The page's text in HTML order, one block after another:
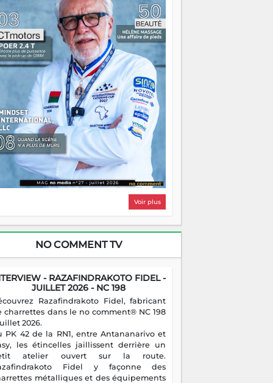
on pourrait s'arrêter là, applaudir et
chez soi satisfait. Mais ce serait
à côté d'une chose essentielle. La
ça brûle fort — et parfois, ça brûle
Une flamme sans direction peut
autant qu'elle peut consumer. C'est
que les aînés entrent en scène — pas
reprendre le gouvernail, mais pour
où sont les récifs. Les jeunes ont la
les vieux ont l'expérience, comme on
Ce n'est pas un combat de générations
c'est une question d'équipage. Partagez
réussites, mais aussi vos échecs. Surtout
échecs, d'ailleurs — ils enseignent
que n'importe quel manuel. À
la barque avance. Il faut juste
que tout le monde rame dans le
Voir plus
NO COMMENT TV
- RAZAFINDRAKOTO FIDEL -
JUILLET 2026 - NC 198
Razafindrakoto Fidel, fabricant
charrettes dans le no comment® NC 198
2026.
PK 42 de la RN1, entre Antananarivo et
les étincelles jaillissent derrière un
atelier ouvert sur la route.
Fidel y façonne des
métalliques et des équipements